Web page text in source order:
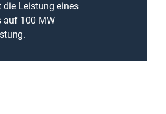
die Leistung eines
auf 100 MW